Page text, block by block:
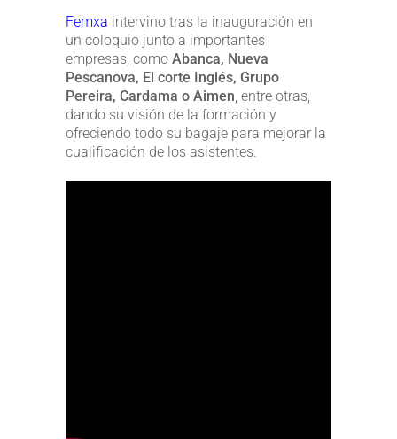
Femxa intervino tras la inauguración en
un coloquio junto a importantes
empresas, como Abanca, Nueva
Pescanova, El corte Inglés, Grupo
Pereira, Cardama o Aimen , entre otras,
dando su visión de la formación y
ofreciendo todo su bagaje para mejorar la
cualificación de los asistentes.